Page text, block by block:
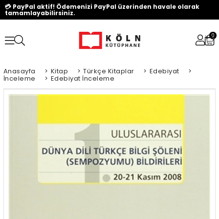
💳 PayPal aktif! Ödemenizi PayPal üzerinden havale olarak
tamamlayabilirsiniz.
0
Anasayfa > Kitap > Türkçe Kitaplar > Edebiyat >
İnceleme > Edebiyat İnceleme